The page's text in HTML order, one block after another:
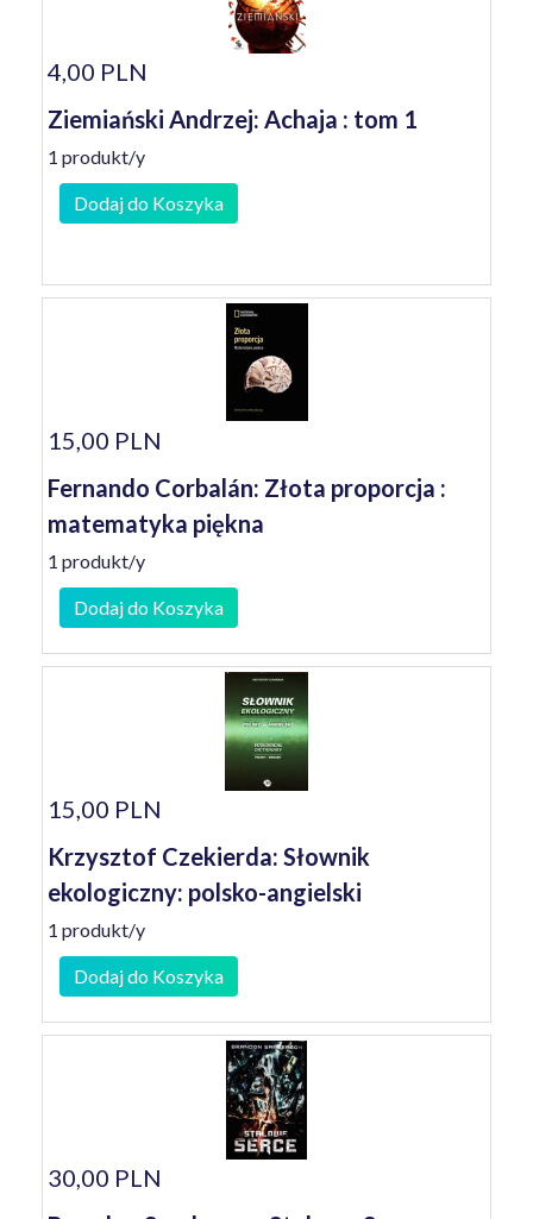
4,00 PLN
Ziemiański Andrzej: Achaja : tom 1
1 produkt/y
Dodaj do Koszyka
15,00 PLN
Fernando Corbalán: Złota proporcja :
matematyka piękna
1 produkt/y
Dodaj do Koszyka
15,00 PLN
Krzysztof Czekierda: Słownik
ekologiczny: polsko-angielski
1 produkt/y
Dodaj do Koszyka
30,00 PLN